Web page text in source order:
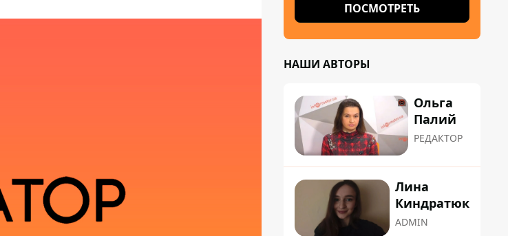
ПОСМОТРЕТЬ
НАШИ АВТОРЫ
Ольга
Палий
РЕДАКТОР
Лина
Киндратюк
ADMIN